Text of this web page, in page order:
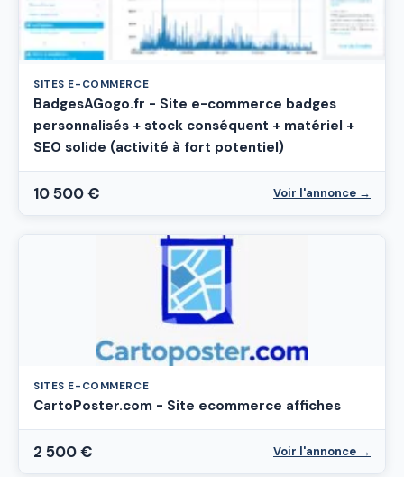
SITES E-COMMERCE
BadgesAGogo.fr - Site e-commerce badges
personnalisés + stock conséquent + matériel +
SEO solide (activité à fort potentiel)
10 500 € Voir l'annonce →
SITES E-COMMERCE
CartoPoster.com - Site ecommerce affiches
2 500 € Voir l'annonce →